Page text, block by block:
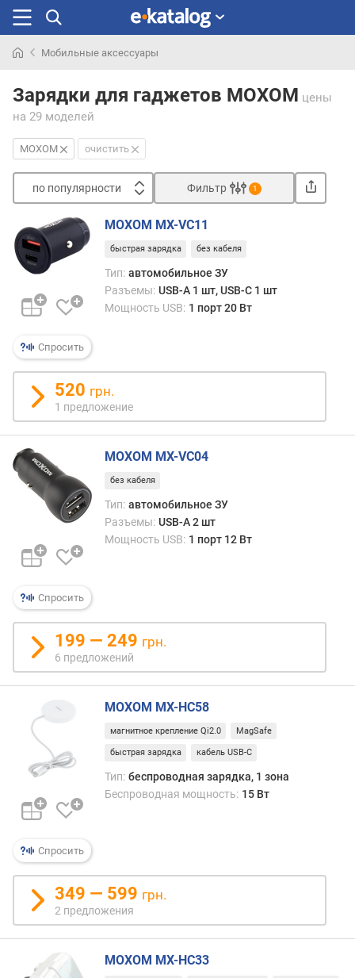
раньше
Мобильные аксессуары
Зарядки для гаджетов MOXOM цены
на 29 моделей
MOXOM очистить
по популярности
п
о
п
п
у
я
р
н
о
с
т
и
т
ш
е
ы
д
о
р
г
и
м
т
д
р
о
и
е
Фильтр 1
Спросить
MOXOM MX-VC11
быстрая зарядка без кабеля
Тип: автомобильное ЗУ
Разъемы: USB-A 1 шт, USB-C 1 шт
Мощность USB: 1 порт 20 Вт
520 грн.
1 предложение
Спросить
MOXOM MX-VC04
без кабеля
Тип: автомобильное ЗУ
Разъемы: USB-A 2 шт
Мощность USB: 1 порт 12 Вт
199 — 249 грн.
6 предложений
Спросить
MOXOM MX-HC58
магнитное крепление Qi2.0 MagSafe
быстрая зарядка кабель USB-C
Тип: беспроводная зарядка, 1 зона
Беспроводная мощность: 15 Вт
349 — 599 грн.
2 предложения
MOXOM MX-HC33